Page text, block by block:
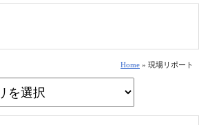
Home » 現場リポート